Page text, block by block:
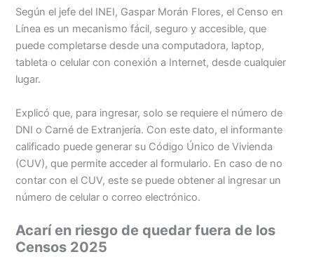
Según el jefe del INEI, Gaspar Morán Flores, el Censo en
Línea es un mecanismo fácil, seguro y accesible, que
puede completarse desde una computadora, laptop,
tableta o celular con conexión a Internet, desde cualquier
lugar.
Explicó que, para ingresar, solo se requiere el número de
DNI o Carné de Extranjería. Con este dato, el informante
calificado puede generar su Código Único de Vivienda
(CUV), que permite acceder al formulario. En caso de no
contar con el CUV, este se puede obtener al ingresar un
número de celular o correo electrónico.
Acarí en riesgo de quedar fuera de los
Censos 2025